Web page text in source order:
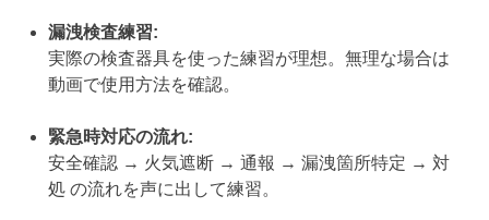
漏洩検査練習:
実際の検査器具を使った練習が理想。無理な場合は
動画で使用方法を確認。
緊急時対応の流れ:
安全確認 → 火気遮断 → 通報 → 漏洩箇所特定 → 対
処 の流れを声に出して練習。